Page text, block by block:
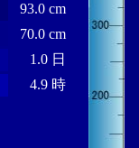
93.0 cm
70.0 cm
1.0 日
4.9 時